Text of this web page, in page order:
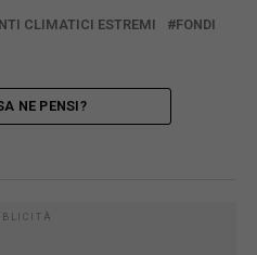
CLIMATICI ESTREMI
FONDI
NE PENSI?